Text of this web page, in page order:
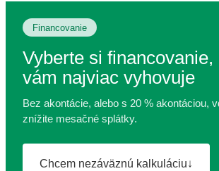
Financovanie
Vyberte si financovanie,
vám najviac vyhovuje
Bez akontácie, alebo s 20 % akontáciou,
znížite mesačné splátky.
Chcem nezáväznú kalkuláciu↓